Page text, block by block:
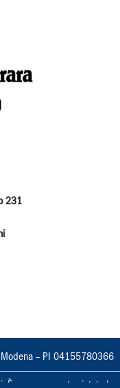
231
Modena – PI 04155780366
espressamente vietata la